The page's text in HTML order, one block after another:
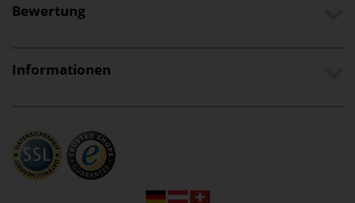
Bewertung
Informationen